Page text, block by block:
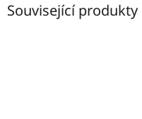
Související produkty